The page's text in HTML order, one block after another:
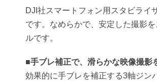
DJI社スマートフォン用スタビライ
です。なめらかで、安定した撮影
ルです。
■手ブレ補正で、滑らかな映像撮影
効果的に手ブレを補正する3軸ジン